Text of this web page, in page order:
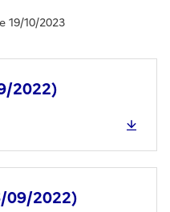
19/10/2023
2022)
09/2022)